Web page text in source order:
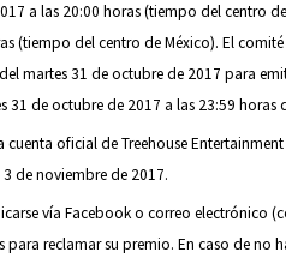
a las 20:00 horas (tiempo del centro
(tiempo del centro de México). El
martes 31 de octubre de 2017 para
de octubre de 2017 a las 23:59 horas
oficial de Treehouse
de noviembre de 2017.
vía Facebook o correo electrónico
reclamar su premio. En caso de no